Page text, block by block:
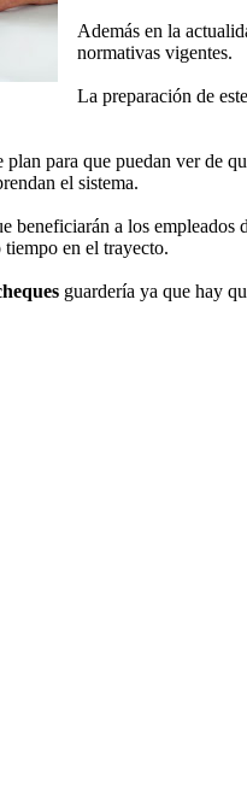
Además en la
normativas vigentes.
La preparación de
para que puedan ver de
el sistema.
a los empleados
en el trayecto.
guardería ya que hay